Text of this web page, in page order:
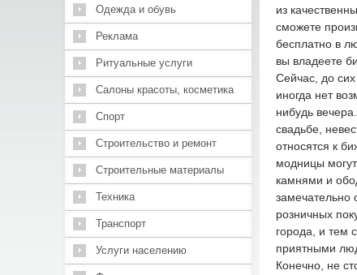
Одежда и обувь
Реклама
Ритуальные услуги
Салоны красоты, косметика
Спорт
Строительство и ремонт
Строительные материалы
Техника
Транспорт
Услуги населению
из
сможете
бесплатно в
вы владеете
Сейчас, до
иногда нет
нибудь
свадьбе,
относятся к
модницы
камнями и
замечательно
розничных
города, и тем
приятными
Конечно, не